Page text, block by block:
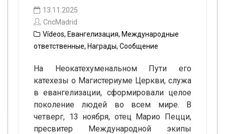
13.11.2025
CncMadrid
Vídeos, Евангелизация, Международные
ответственные, Награды, Сообщение
На Неокатехуменальном Пути его
катехезы о Магистериуме Церкви, служа
в евангелизации, сформировали целое
поколение людей во всем мире. В
четверг, 13 ноября, отец Марио Пецци,
пресвитер Международной экипы